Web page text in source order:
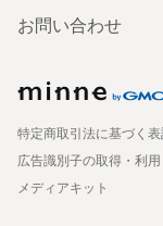
お問い合わせ
特定商取引法に基づく
広告識別子の取得・利用
メディアキット